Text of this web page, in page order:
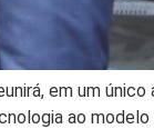
em um
ao